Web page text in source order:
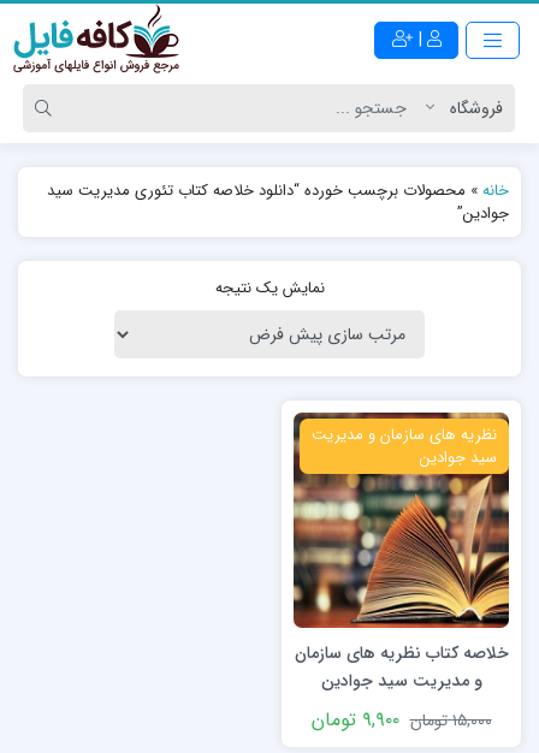
|
خانه» محصولات برچسب خورده “دانلود خلاصه کتاب تئوری مدیریت سید
جوادین”
نمایش یک نتیجه
ویژه
نظریه های سازمان و مدیریت
سید جوادین
خلاصه کتاب نظریه های سازمان
و مدیریت سید جوادین
۱۵,۰۰۰تومان ۹,۹۰۰ تومان